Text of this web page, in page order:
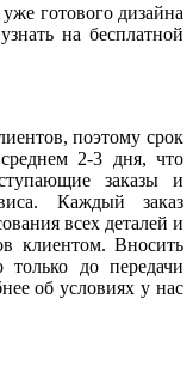
готового дизайна
на бесплатной
поэтому срок
среднем 2-3 дня, что
заказы и
Каждый заказ
всех деталей и
клиентом. Вносить
только до передачи
об условиях у нас